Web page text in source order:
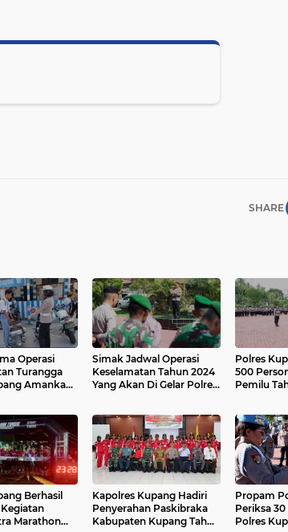
SHARE
Operasi
Turangga
Amankan
Simak Jadwal Operasi
Keselamatan Tahun 2024
Yang Akan Di Gelar Polres
Polres
500
Pemilu
Berhasil
Marathon
Kapolres Kupang Hadiri
Penyerahan Paskibraka
Kabupaten Kupang Tahun
Propam
Periksa
Polres